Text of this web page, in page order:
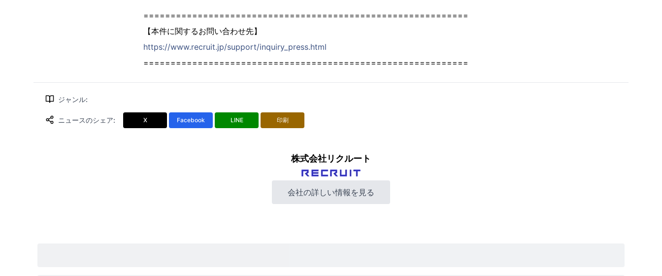
============================================================
【本件に関するお問い合わせ先】
https://www.recruit.jp/support/inquiry_press.html
============================================================
ジャンル:
ニュースのシェア: X Facebook LINE 印刷
株式会社リクルート
会社の詳しい情報を見る